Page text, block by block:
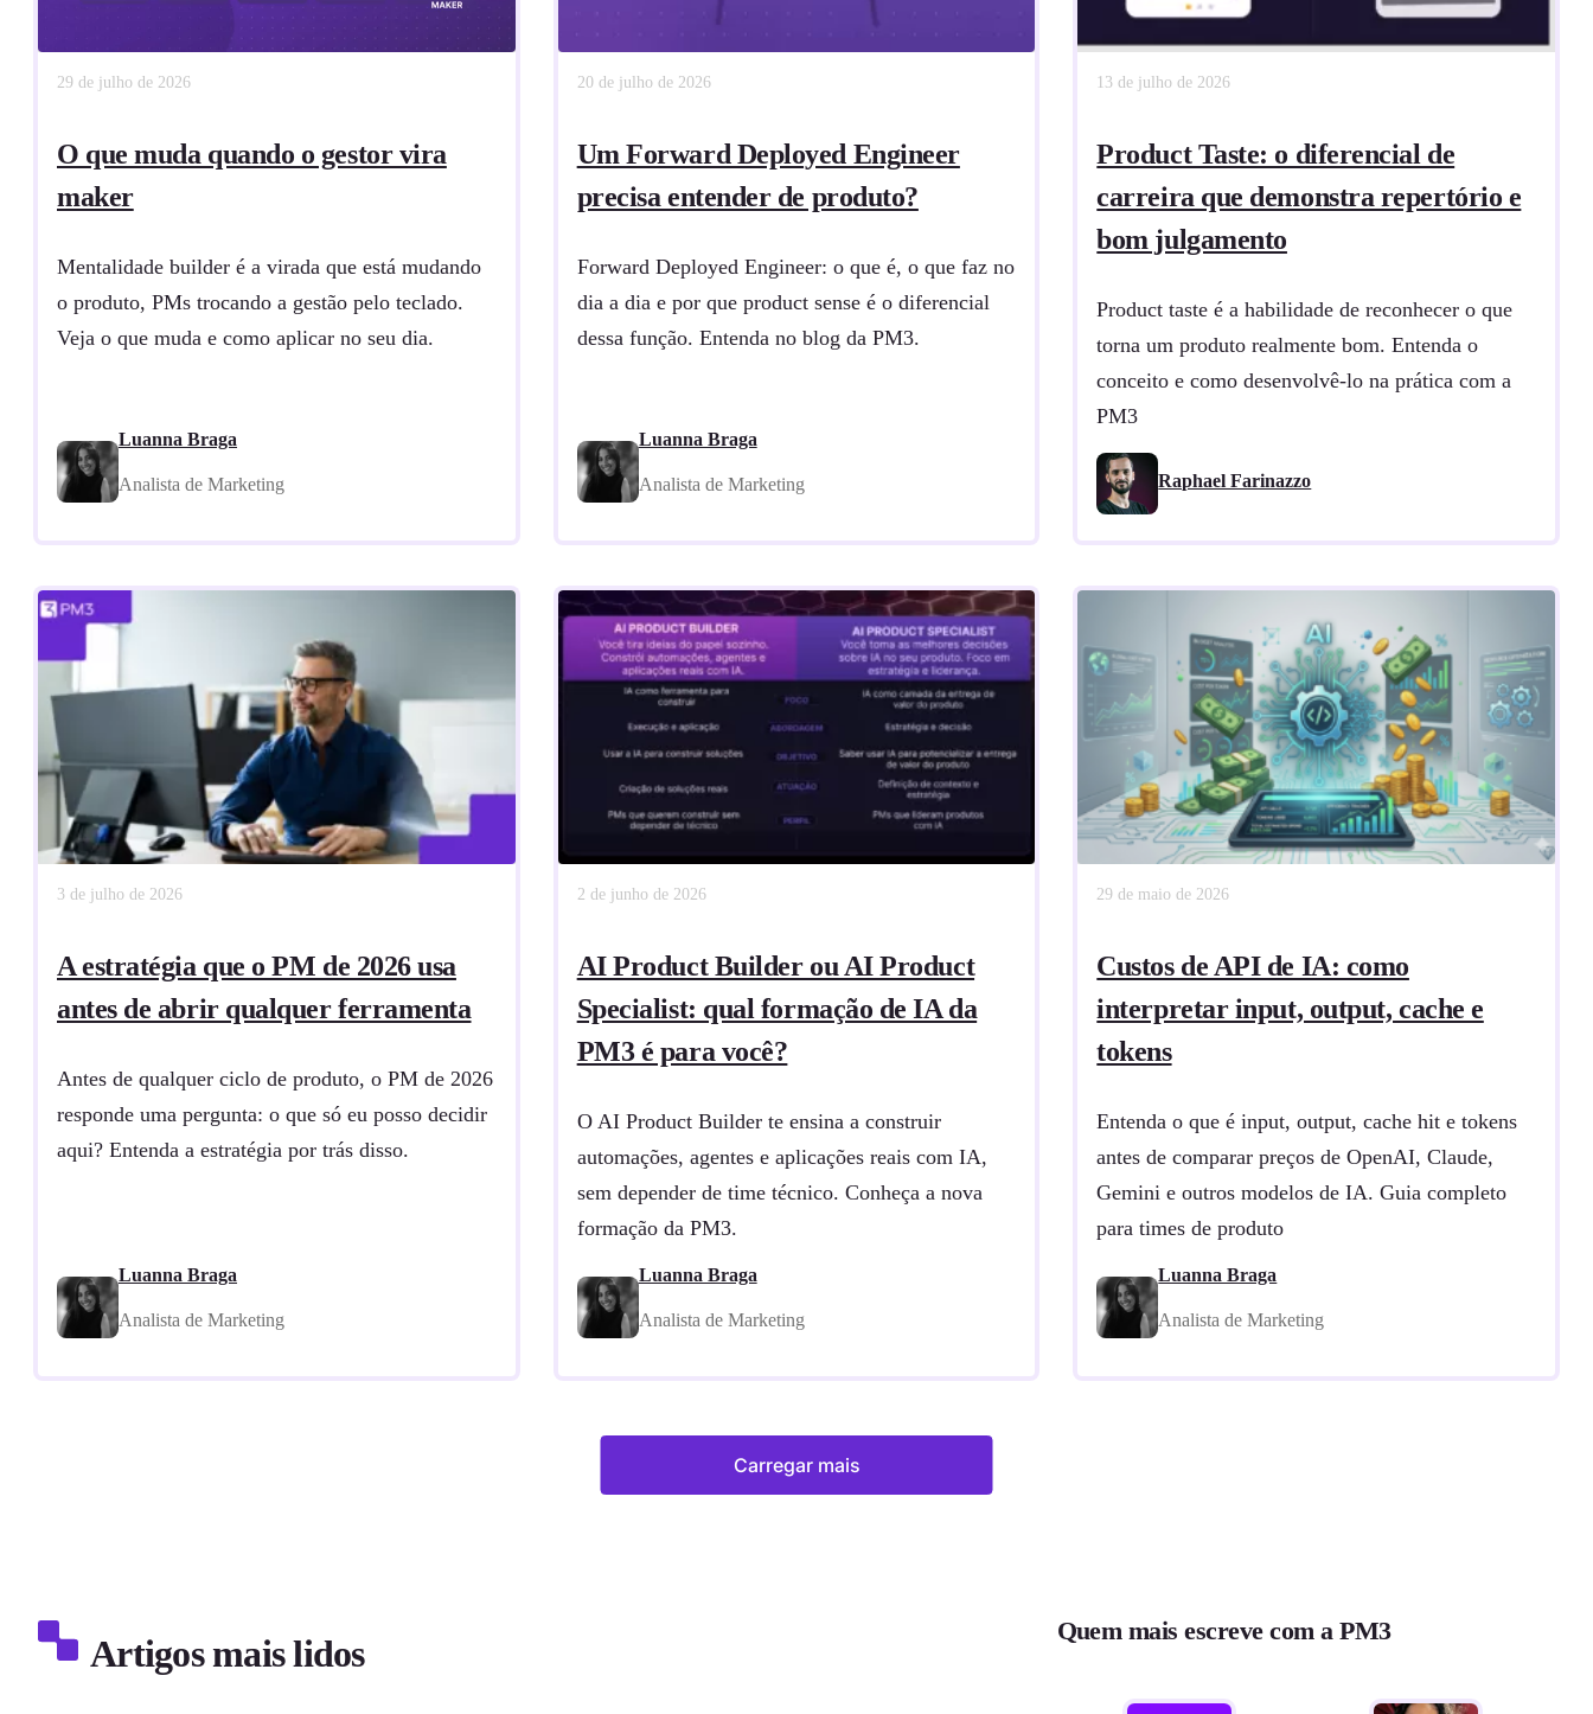
29 de julho de 2026
O que muda quando o gestor vira
maker
Mentalidade builder é a virada que está mudando
o produto, PMs trocando a gestão pelo teclado.
Veja o que muda e como aplicar no seu dia.
Luanna Braga
Analista de Marketing
20 de julho de 2026
Um Forward Deployed Engineer
precisa entender de produto?
Forward Deployed Engineer: o que é, o que faz no
dia a dia e por que product sense é o diferencial
dessa função. Entenda no blog da PM3.
Luanna Braga
Analista de Marketing
13 de julho de 2026
Product Taste: o diferencial de
carreira que demonstra repertório e
bom julgamento
Product taste é a habilidade de reconhecer o que
torna um produto realmente bom. Entenda o
conceito e como desenvolvê-lo na prática com a
PM3
Raphael Farinazzo
3 de julho de 2026
A estratégia que o PM de 2026 usa
antes de abrir qualquer ferramenta
Antes de qualquer ciclo de produto, o PM de 2026
responde uma pergunta: o que só eu posso decidir
aqui? Entenda a estratégia por trás disso.
Luanna Braga
Analista de Marketing
2 de junho de 2026
AI Product Builder ou AI Product
Specialist: qual formação de IA da
PM3 é para você?
O AI Product Builder te ensina a construir
automações, agentes e aplicações reais com IA,
sem depender de time técnico. Conheça a nova
formação da PM3.
Luanna Braga
Analista de Marketing
29 de maio de 2026
Custos de API de IA: como
interpretar input, output, cache e
tokens
Entenda o que é input, output, cache hit e tokens
antes de comparar preços de OpenAI, Claude,
Gemini e outros modelos de IA. Guia completo
para times de produto
Luanna Braga
Analista de Marketing
Carregar mais
Artigos mais lidos
Quem mais escreve com a PM3